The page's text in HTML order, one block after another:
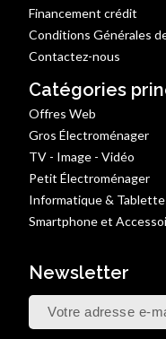
Financement crédit
Conditions Générales
Contactez-nous
Catégories
Offres Web
Gros Électroménager
TV - Image - Vidéo
Petit Électroménager
Informatique &
Smartphone et
Newsletter